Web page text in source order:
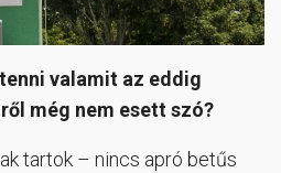
valamit az eddig
még nem esett szó?
tartok – nincs apró betűs